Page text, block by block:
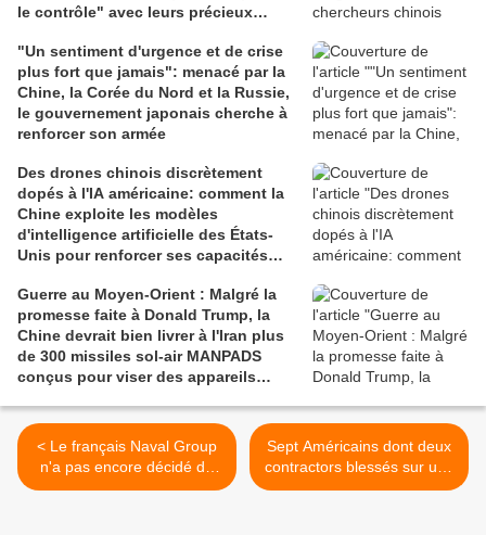
le contrôle" avec leurs précieux
"Un sentiment d'urgence et de crise
plus fort que jamais": menacé par la
Chine, la Corée du Nord et la Russie,
le gouvernement japonais cherche à
renforcer son armée
Des drones chinois discrètement
dopés à l'IA américaine: comment la
Chine exploite les modèles
d'intelligence artificielle des États-
Unis pour renforcer ses capacités
Guerre au Moyen-Orient : Malgré la
promesse faite à Donald Trump, la
Chine devrait bien livrer à l'Iran plus
de 300 missiles sol-air MANPADS
conçus pour viser des appareils
< Le français Naval Group
n'a pas encore décidé de
participer au programme
Sept Américains dont deux
contractors blessés sur une
base militaire en Irak >